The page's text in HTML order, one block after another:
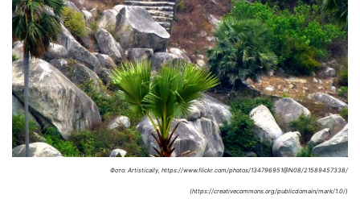
Фото: Artistically, https://www.flickr.com/photos/134796951@N08/21589457338/
(https://creativecommons.org/publicdomain/mark/1.0/)